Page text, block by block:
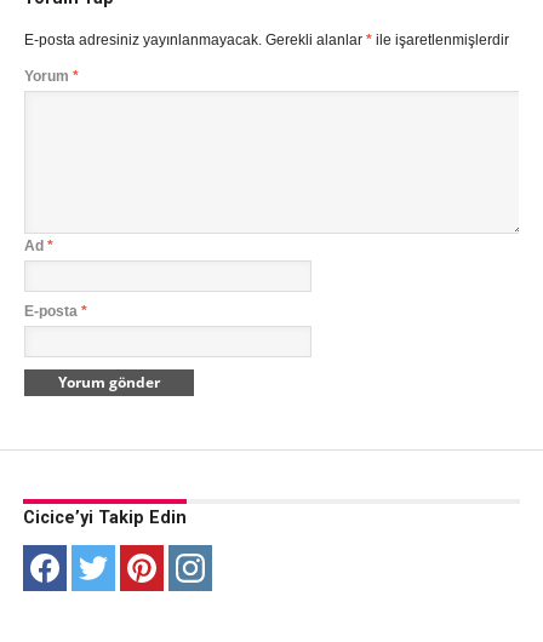
E-posta adresiniz yayınlanmayacak. Gerekli alanlar *ile işaretlenmişlerdir
Yorum *
Ad *
E-posta *
Cicice’yi Takip Edin